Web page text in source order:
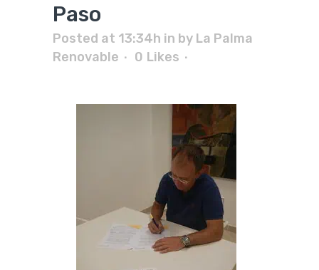
Paso
Posted at 13:34h in by La Palma
Renovable
0 Likes